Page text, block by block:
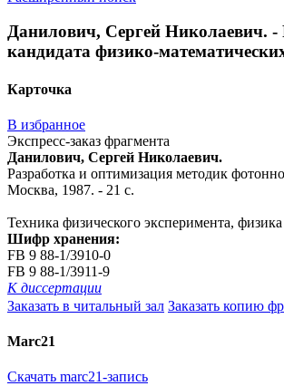
Данилович, Сергей Николаевич. -
кандидата физико-
Карточка
В избранное
Экспресс-заказ фрагмента
Данилович, Сергей Николаевич.
Разработка и оптимизация методик
Москва, 1987. - 21 с.
Техника физического эксперимента,
Шифр хранения:
FB 9 88-1/3910-0
FB 9 88-1/3911-9
К диссертации
Заказать в читальный зал Заказать копию
Marc21
Скачать marc21-запись